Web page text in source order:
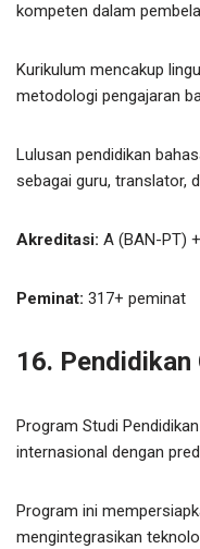
kompeten dalam
Kurikulum mencakup
metodologi pengajaran
Lulusan pendidikan
sebagai guru, translator,
Akreditasi: A (BAN-PT)
Peminat: 317+ peminat
16. Pendidikan
Program Studi
internasional dengan
Program ini
mengintegrasikan